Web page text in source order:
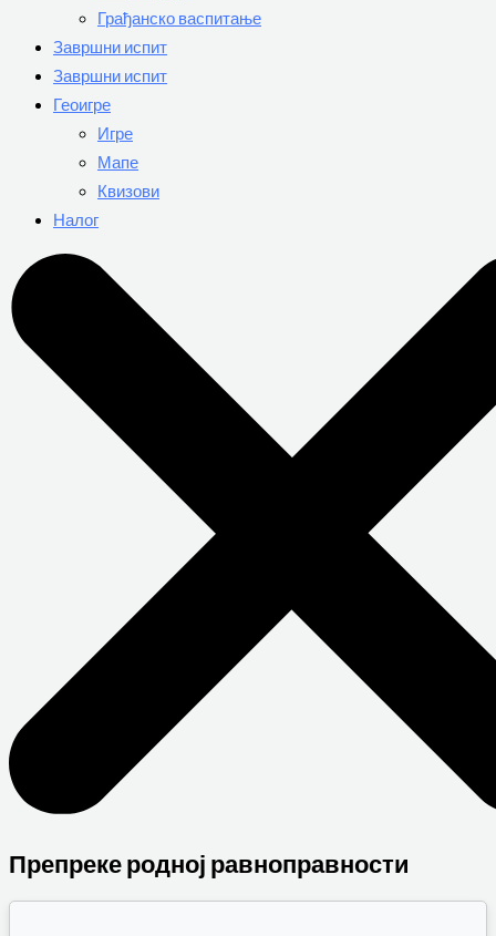
Грађанско васпитање
Завршни испит
Завршни испит
Геоигре
Игре
Мапе
Квизови
Налог
Препреке родној равноправности